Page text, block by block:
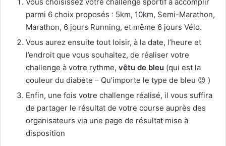
parmi 6 choix proposés : 5km, 10km, Semi-Marathon,
Marathon, 6 jours Running, et même 6 jours Vélo.
Vous aurez ensuite tout loisir, à la date, l’heure et
l’endroit que vous souhaitez, de réaliser votre
challenge à votre rythme, vêtu de bleu (qui est la
couleur du diabète – Qu’importe le type de bleu 😉 )
Enfin, une fois votre challenge réalisé, il vous suffira
de partager le résultat de votre course auprès des
organisateurs via une page de résultat mise à
disposition